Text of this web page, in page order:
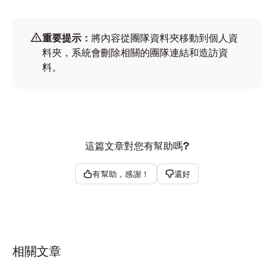
重要提示： 將內容從團隊資料夾移動到個人資
料夾，系統會刪除相關的團隊連結和造訪資
料。
這篇文章對您有幫助嗎?
有幫助，感謝！ 還好
相關文章